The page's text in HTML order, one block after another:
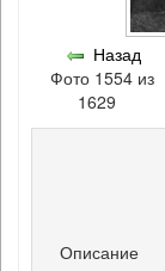
Назад
Фото 1554 из
1629
Описание